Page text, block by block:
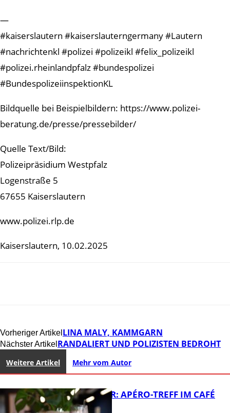
—
#kaiserslautern #kaiserslauterngermany #Lautern
#nachrichtenkl #polizei #polizeikl #felix_polizeikl
#polizei.rheinlandpfalz #bundespolizei
#BundespolizeiinspektionKL
Bildquelle bei Beispielbildern: https://www.polizei-
beratung.de/presse/pressebilder/
Quelle Text/Bild:
Polizeipräsidium Westpfalz
Logenstraße 5
67655 Kaiserslautern
www.polizei.rlp.de
Kaiserslautern, 10.02.2025
Vorheriger Artikel LINA MALY, KAMMGARN
Nächster Artikel RANDALIERT UND POLIZISTEN BEDROHT
Weitere Artikel Mehr vom Autor
HOT SUMMER: APÉRO-TREFF IM CAFÉ
LUMA